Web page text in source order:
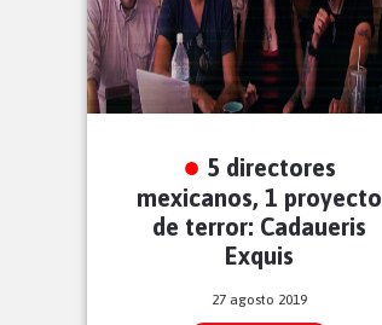
5 directores
mexicanos, 1 proyecto
de terror: Cadaueris
Exquis
27 agosto 2019